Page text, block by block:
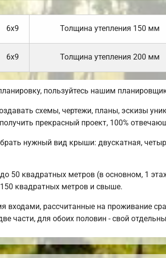
6х9 Толщина утепления 150 мм
6х9 Толщина утепления 200 мм
пользуйтесь нашим
схемы, чертежи, планы, эскизы
прекрасный проект, 100%
нужный вид крыши: двускатная,
50 квадратных метров (в основном, 1
квадратных метров и свыше.
входами, рассчитанные на проживание
части, для обоих половин - свой